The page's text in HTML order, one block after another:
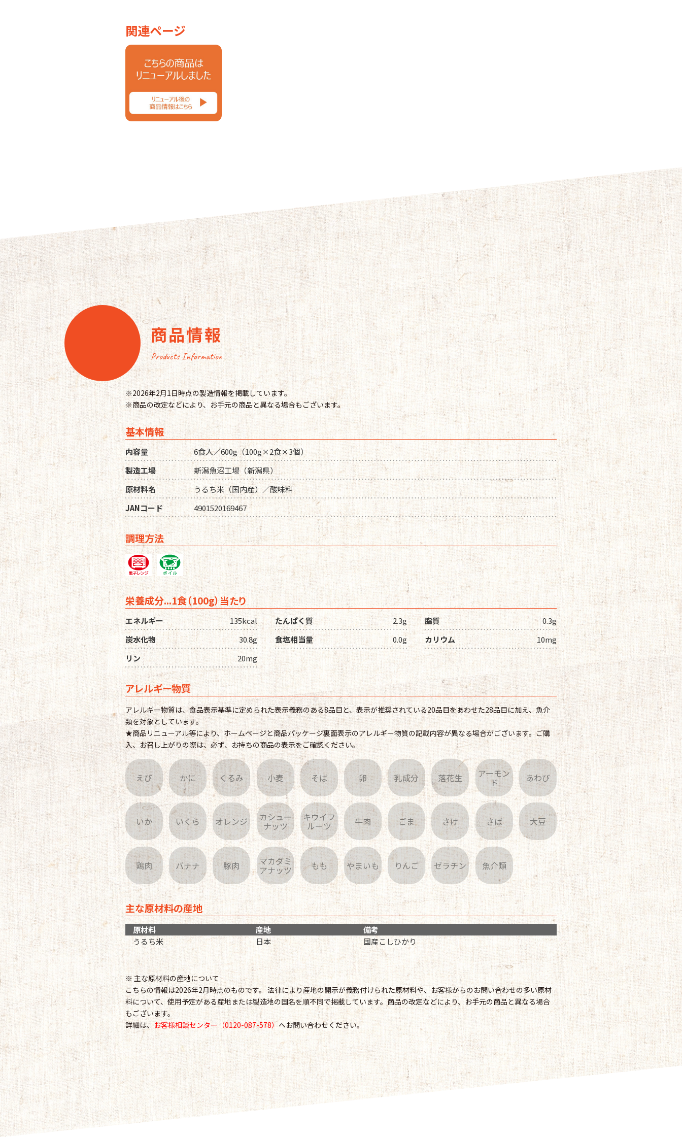
関連ページ
商品情報
Products Information
※2026年2月1日時点の製造情報を掲載しています。
※商品の改定などにより、お手元の商品と異なる場合もございます。
基本情報
内容量
6食入／600g（100g×2食×3個）
製造工場
新潟魚沼工場（新潟県）
原材料名
うるち米（国内産）／酸味料
JANコード
4901520169467
調理方法
栄養成分...1食（100g）当たり
エネルギー 135kcal たんぱく質 2.3g 脂質
0.3g
炭水化物
30.8g 食塩相当量 0.0g カリウム
10mg
リン
20mg
アレルギー物質
アレルギー物質は、食品表示基準に定められた表示義務のある8品目と、表示が推奨されている20品目をあわせた28品目に加え、魚介
類を対象としています。
★商品リニューアル等により、ホームページと商品パッケージ裏面表示のアレルギー物質の記載内容が異なる場合がございます。ご購
入、お召し上がりの際は、必ず、お持ちの商品の表示をご確認ください。
えび かに くるみ 小麦 そば 卵 乳成分 落花生 アーモン
ド あわび
いか いくら オレンジ カシュー
ナッツ
キウイフ
ルーツ 牛肉 ごま さけ さば 大豆
鶏肉 バナナ 豚肉 マカダミ
アナッツ もも やまいも りんご ゼラチン 魚介類
主な原材料の産地
原材料 産地
備考
うるち米
日本 国産こしひかり
※ 主な原材料の産地について
こちらの情報は2026年2月時点のものです。 法律により産地の開示が義務付けられた原材料や、お客様からのお問い合わせの多い原材
料について、使用予定がある産地または製造地の国名を順不同で掲載しています。商品の改定などにより、お手元の商品と異なる場合
もございます。
詳細は、お客様相談センター（0120-087-578）へお問い合わせください。